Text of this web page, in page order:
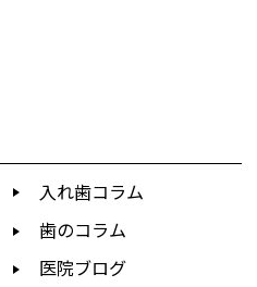
入れ歯コラム
歯のコラム
医院ブログ